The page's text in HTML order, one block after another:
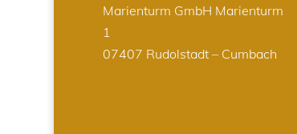
Marienturm GmbH Marienturm
1
07407 Rudolstadt – Cumbach